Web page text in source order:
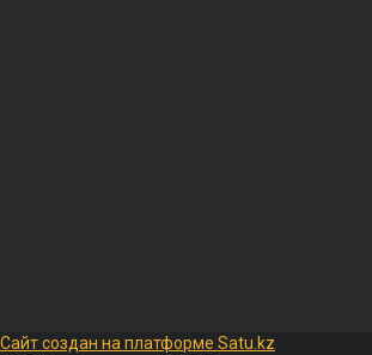
Сайт создан на платформе Satu.kz